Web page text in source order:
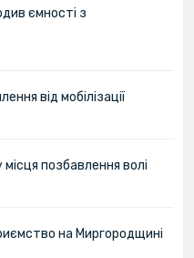
ємності з
від мобілізації
позбавлення волі
на Миргородщині